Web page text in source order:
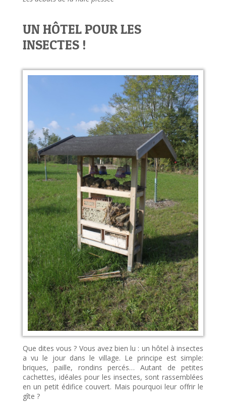
UN HÔTEL POUR LES
INSECTES !
Que dites vous ? Vous avez bien lu : un hôtel à insectes
a vu le jour dans le village. Le principe est simple:
briques, paille, rondins percés… Autant de petites
cachettes, idéales pour les insectes, sont rassemblées
en un petit édifice couvert. Mais pourquoi leur offrir le
gîte ?